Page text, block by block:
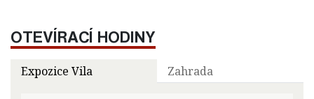
OTEVÍRACÍ HODINY
Expozice Vila Zahrada